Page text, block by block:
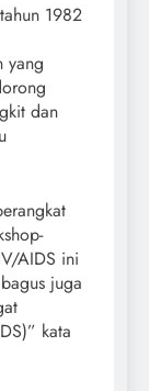
1982
yang
dan
AIDS ini
juga
kata